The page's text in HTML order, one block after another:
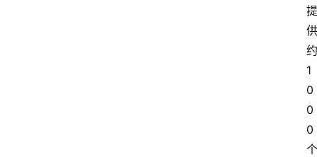
提
供
约
1
0
0
0
个